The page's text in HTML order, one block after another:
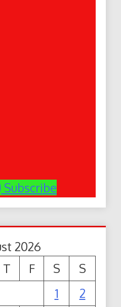
Subscribe
2026
T F S
S
1
2